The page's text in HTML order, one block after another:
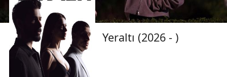
Yeraltı (2026 - )